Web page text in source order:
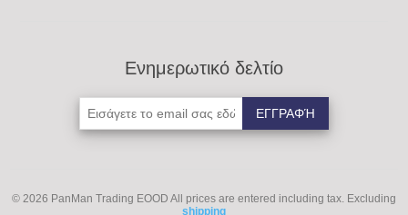
Ενημερωτικό δελτίο
© 2026 PanMan Trading EOOD All prices are entered including tax. Excluding
shipping